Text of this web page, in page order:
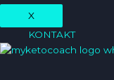
X
KONTAKT